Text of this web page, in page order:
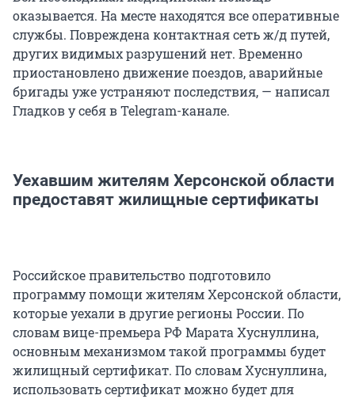
оказывается. На месте находятся все оперативные
службы. Повреждена контактная сеть ж/д путей,
других видимых разрушений нет. Временно
приостановлено движение поездов, аварийные
бригады уже устраняют последствия, — написал
Гладков у себя в Telegram-канале.
Уехавшим жителям Херсонской области
предоставят жилищные сертификаты
Российское правительство подготовило
программу помощи жителям Херсонской области,
которые уехали в другие регионы России. По
словам вице-премьера РФ Марата Хуснуллина,
основным механизмом такой программы будет
жилищный сертификат. По словам Хуснуллина,
использовать сертификат можно будет для